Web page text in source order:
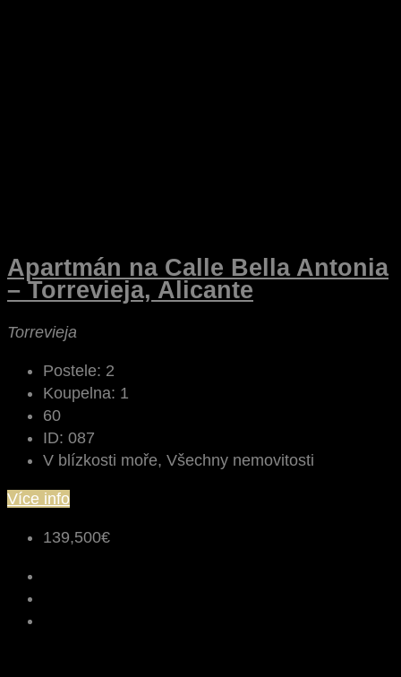
Apartmán na Calle Bella Antonia
– Torrevieja, Alicante
Torrevieja
Postele: 2
Koupelna: 1
60
ID: 087
V blízkosti moře, Všechny nemovitosti
Více info
139,500€